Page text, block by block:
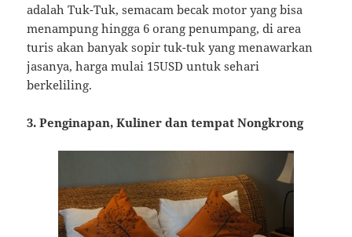
adalah Tuk-Tuk, semacam becak motor yang bisa
menampung hingga 6 orang penumpang, di area
turis akan banyak sopir tuk-tuk yang menawarkan
jasanya, harga mulai 15USD untuk sehari
berkeliling.
3. Penginapan, Kuliner dan tempat Nongkrong